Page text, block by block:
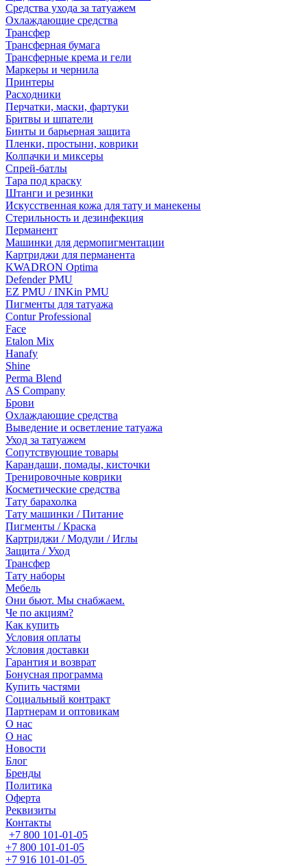
Средства ухода за татуажем
Охлаждающие средства
Трансфер
Трансферная бумага
Трансферные крема и гели
Маркеры и чернила
Принтеры
Расходники
Перчатки, маски, фартуки
Бритвы и шпатели
Бинты и барьерная защита
Пленки, простыни, коврики
Колпачки и миксеры
Спрей-батлы
Тара под краску
Штанги и резинки
Искусственная кожа для тату и манекены
Стерильность и дезинфекция
Перманент
Машинки для дермопигментации
Картриджи для перманента
KWADRON Optima
Defender PMU
EZ PMU / INKin PMU
Пигменты для татуажа
Contur Professional
Face
Etalon Mix
Hanafy
Shine
Perma Blend
AS Company
Брови
Охлаждающие средства
Выведение и осветление татуажа
Уход за татуажем
Сопутствующие товары
Карандаши, помады, кисточки
Тренировочные коврики
Косметические средства
Тату барахолка
Тату машинки / Питание
Пигменты / Краска
Картриджи / Модули / Иглы
Защита / Уход
Трансфер
Тату наборы
Мебель
Они бьют. Мы снабжаем.
Че по акциям?
Как купить
Условия оплаты
Условия доставки
Гарантия и возврат
Бонусная программа
Купить частями
Социальный контракт
Партнерам и оптовикам
О нас
О нас
Новости
Блог
Бренды
Политика
Оферта
Реквизиты
Контакты
+7 800 101-01-05
+7 800 101-01-05
+7 916 101-01-05